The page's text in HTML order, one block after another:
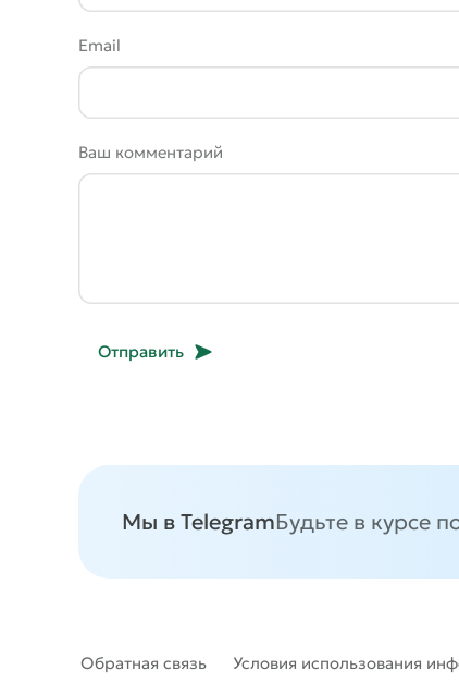
Email
Ваш комментарий
Отправить
Мы в TelegramБудьте в курсе
Обратная связь Условия использования